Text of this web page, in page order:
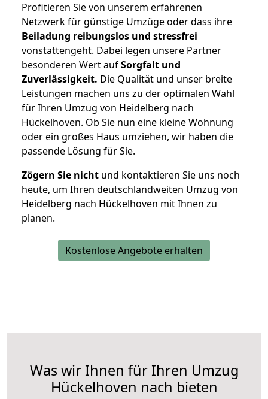
Profitieren Sie von unserem erfahrenen
Netzwerk für günstige Umzüge oder dass ihre
Beiladung reibungslos und stressfrei
vonstattengeht. Dabei legen unsere Partner
besonderen Wert aufSorgfalt und
Zuverlässigkeit. Die Qualität und unser breite
Leistungen machen uns zu der optimalen Wahl
für Ihren Umzug von Heidelberg nach
Hückelhoven. Ob Sie nun eine kleine Wohnung
oder ein großes Haus umziehen, wir haben die
passende Lösung für Sie.
Zögern Sie nicht und kontaktieren Sie uns noch
heute, um Ihren deutschlandweiten Umzug von
Heidelberg nach Hückelhoven mit Ihnen zu
planen.
Kostenlose Angebote erhalten
Was wir Ihnen für Ihren Umzug
Hückelhoven nach bieten